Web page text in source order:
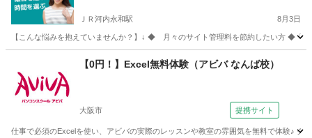
ＪＲ河内永和駅 8月3日
【こんな悩みを抱えていませんか？】↓ ◆ 月々のサイト管理料を節約したい方 ◆「
ＪＲ河内永和駅 ホームページ作成 Canva
【0円！】Excel無料体験（アビバ なんば校）
大阪市 提携サイト
仕事で必須のExcelを使い、アビバの実際のレッスンや教室の雰囲気を無料で体験♪